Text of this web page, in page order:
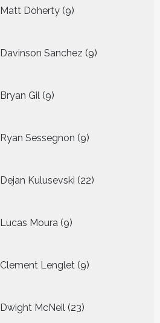
Matt Doherty 9
producten
Davinson Sanchez 9
producten
Bryan Gil 9
producten
Ryan Sessegnon 9
producten
Dejan Kulusevski 22
producten
Lucas Moura 9
producten
Clement Lenglet 9
producten
Dwight McNeil 23
producten